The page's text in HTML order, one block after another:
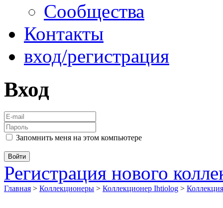
Сообщества
Контакты
вход/регистрация
Вход
Запомнить меня на этом компьютере
Регистрация нового
Главная > Коллекционеры > Коллекционер Ihtiolog >